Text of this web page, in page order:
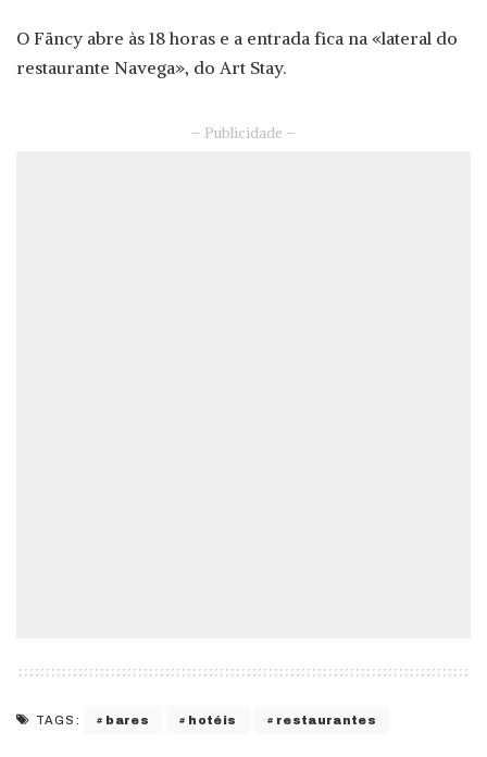
O Fãncy abre às 18 horas e a entrada fica na «lateral do
restaurante Navega», do Art Stay.
– Publicidade –
TAGS: bares hotéis restaurantes